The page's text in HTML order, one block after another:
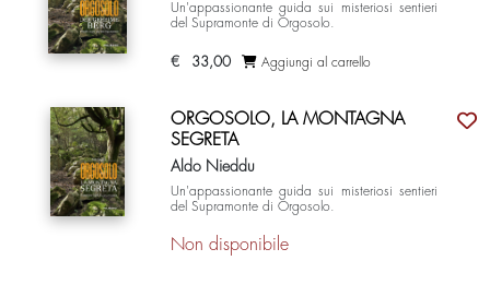
Un'appassionante guida sui misteriosi sentieri
del Supramonte di Orgosolo.
€ 33,00 Aggiungi al carrello
ORGOSOLO, LA MONTAGNA
SEGRETA
Aldo Nieddu
Un'appassionante guida sui misteriosi sentieri
del Supramonte di Orgosolo.
Non disponibile